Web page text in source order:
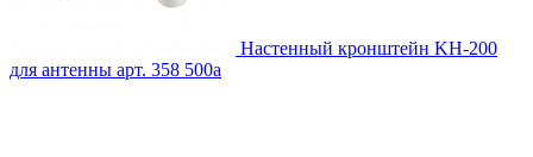
Настенный кронштейн KH-200
для антенны арт. 358 500a